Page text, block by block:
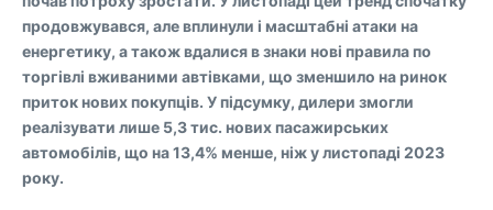
продовжувався, але вплинули і масштабні атаки на
енергетику, а також вдалися в знаки нові правила по
торгівлі вживаними автівками, що зменшило на ринок
приток нових покупців. У підсумку, дилери змогли
реалізувати лише 5,3 тис. нових пасажирських
автомобілів, що на 13,4% менше, ніж у листопаді 2023
року.